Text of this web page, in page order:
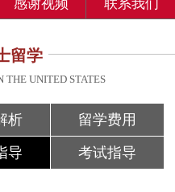
感谢视频 联系我们
留学
THE UNITED STATES
析 留学费用
导 考试指导